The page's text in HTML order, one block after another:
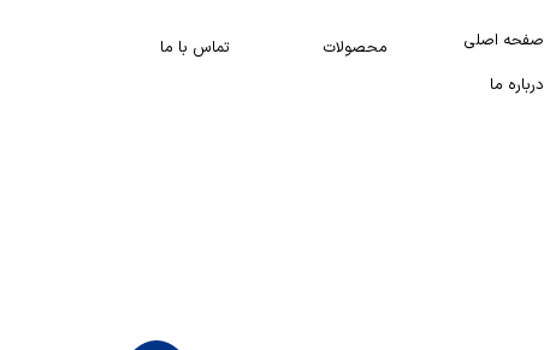
صفحه اصلی محصولات
تماس با ما
درباره ما